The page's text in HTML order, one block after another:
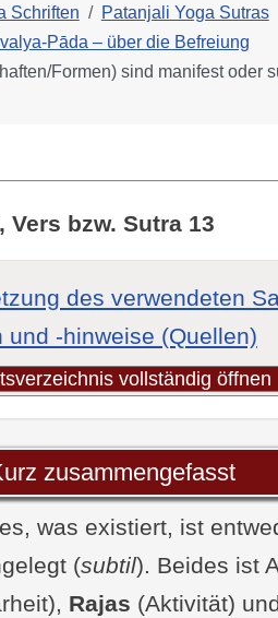
Schriften
Patanjali Yoga Sutras
Pāda – über die Befreiung
Formen) sind manifest oder
vollständig
bzw. Sutra 13
des verwendeten
-hinweise (Quellen)
im Yogasutra
Manifest, Subtil,
der manifesten
erfahren und dadurch
Auslegungen der alten
zusammengefasst
was existiert, ist
(subtil). Beides ist
Rajas (Aktivität)